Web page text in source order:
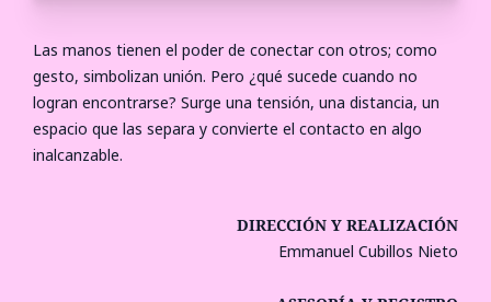
Las manos tienen el poder de conectar con otros; como
gesto, simbolizan unión. Pero ¿qué sucede cuando no
logran encontrarse? Surge una tensión, una distancia, un
espacio que las separa y convierte el contacto en algo
inalcanzable.
DIRECCIÓN Y REALIZACIÓN
Emmanuel Cubillos Nieto